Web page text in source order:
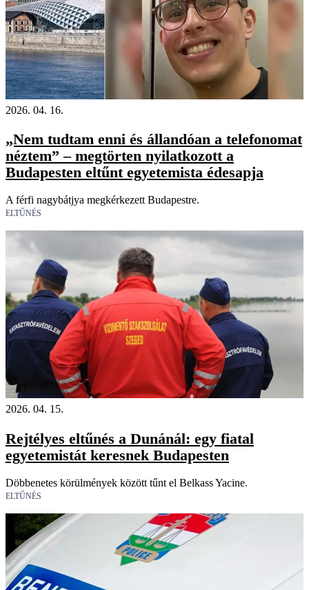
2026. 04. 16.
„Nem tudtam enni és állandóan a telefonomat
néztem” – megtörten nyilatkozott a
Budapesten eltűnt egyetemista édesapja
A férfi nagybátjya megkérkezett Budapestre.
ELTŰNÉS
2026. 04. 15.
Rejtélyes eltűnés a Dunánál: egy fiatal
egyetemistát keresnek Budapesten
Döbbenetes körülmények között tűnt el Belkass Yacine.
ELTŰNÉS